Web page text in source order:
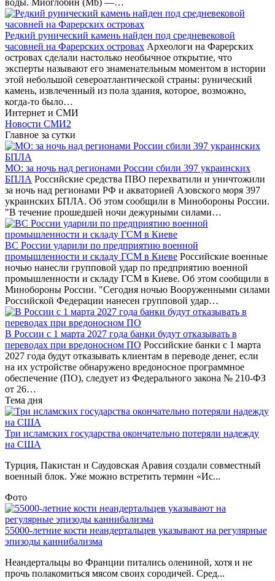
Редкий рунический камень найден под средневековой
часовней на Фарерских островах Археологи на Фарерских
островах сделали настолько необычное открытие, что
эксперты называют его знаменательным моментом в истории
этой небольшой североатлантической страны: рунический
камень, извлеченный из пола здания, которое, возможно,
когда-то было…
Интернет и СМИ
Новости СМИ2
Главное за сутки
МО: за ночь над регионами России сбили 397 украинских
БПЛА Российские средства ПВО перехватили и уничтожили
за ночь над регионами РФ и акваторией Азовского моря 397
украинских БПЛА. Об этом сообщили в Минобороны России.
"В течение прошедшей ночи дежурными силами…
ВС России ударили по предприятию военной
промышленности и складу ГСМ в Киеве Российские военные
ночью нанесли групповой удар по предприятию военной
промышленности и складу ГСМ в Киеве. Об этом сообщили в
Минобороны России. "Сегодня ночью Вооруженными силами
Российской Федерации нанесен групповой удар…
В России с 1 марта 2027 года банки будут отказывать в
переводах при вредоносном ПО Российские банки с 1 марта
2027 года будут отказывать клиентам в переводе денег, если
на их устройстве обнаружено вредоносное программное
обеспечение (ПО), следует из Федерального закона № 210-ФЗ
от 26…
Тема дня
Три исламских государства окончательно потеряли надежду
на США
Турция, Пакистан и Саудовская Аравия создали совместный
военный блок. Уже можно встретить термин «Ис...
Фото
55000-летние кости неандертальцев указывают на регулярные
эпизоды каннибализма
Неандертальцы во Франции питались олениной, хотя и не
прочь полакомиться мясом своих сородичей. Сред...